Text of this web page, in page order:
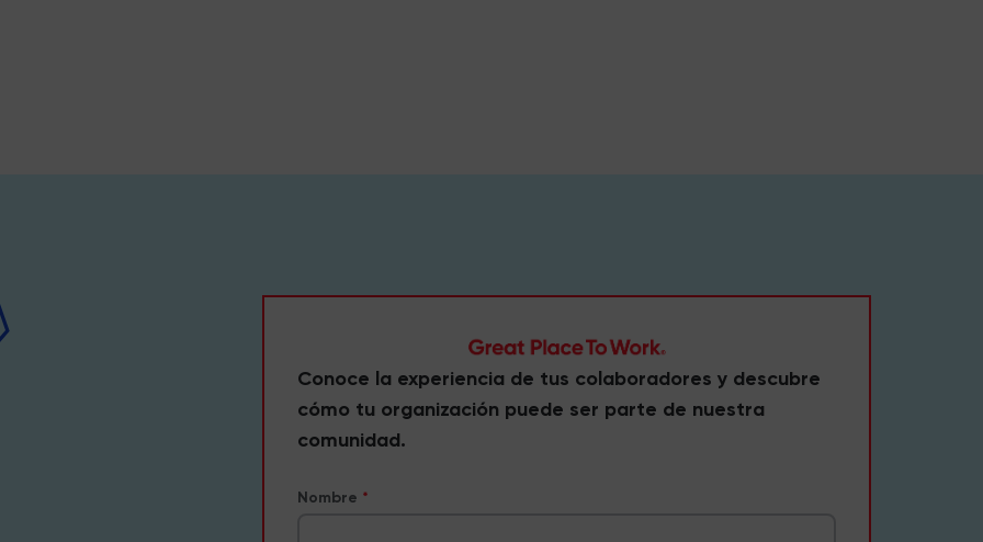
Conoce la experiencia de tus colaboradores y descubre
cómo tu organización puede ser parte de nuestra
comunidad.
Nombre